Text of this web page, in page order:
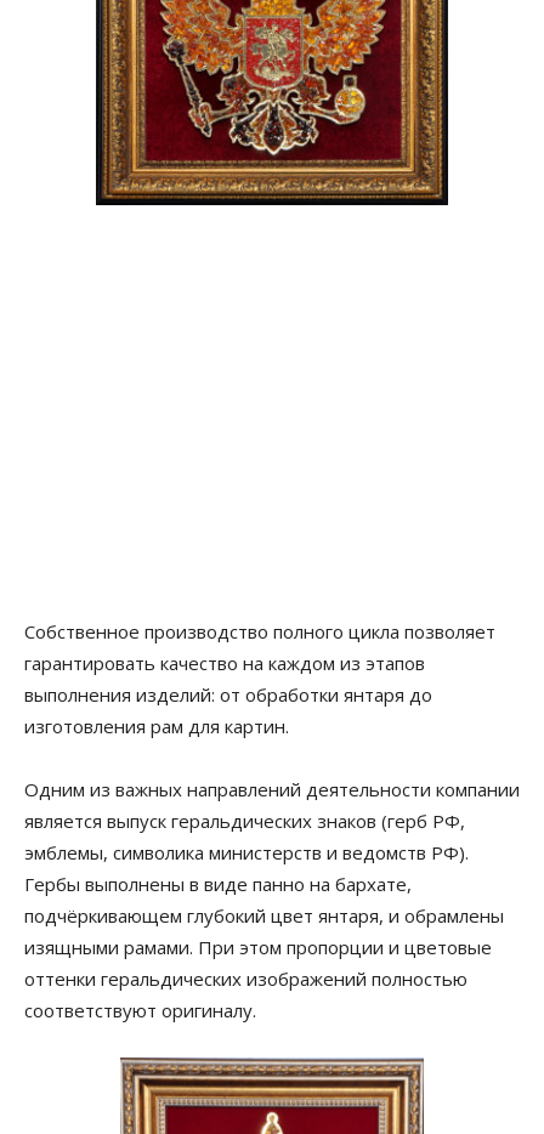
Собственное производство полного цикла позволяет
гарантировать качество на каждом из этапов
выполнения изделий: от обработки янтаря до
изготовления рам для картин.
Одним из важных направлений деятельности компании
является выпуск геральдических знаков (герб РФ,
эмблемы, символика министерств и ведомств РФ).
Гербы выполнены в виде панно на бархате,
подчёркивающем глубокий цвет янтаря, и обрамлены
изящными рамами. При этом пропорции и цветовые
оттенки геральдических изображений полностью
соответствуют оригиналу.